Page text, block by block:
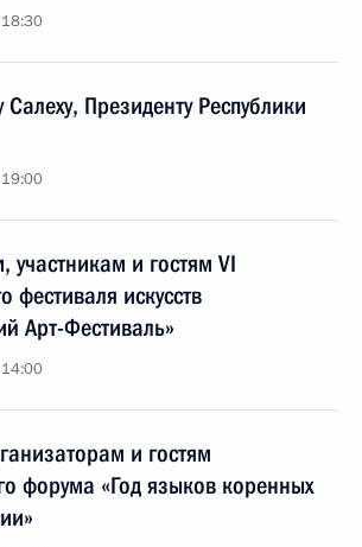
18:30
Президенту Республики
19:00
участникам и гостям VI
фестиваля искусств
Арт-Фестиваль»
14:00
и гостям
форума «Год языков коренных